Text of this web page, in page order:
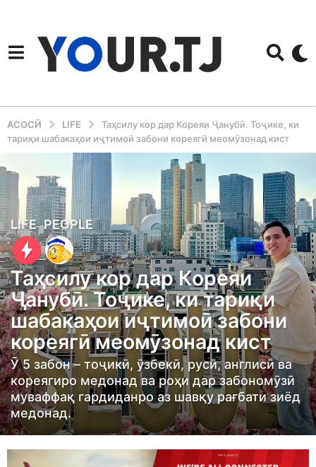
АСОСӢ LIFE
Таҳсилу кор дар Кореяи Ҷанубӣ. Тоҷике, ки
тариқи шабакаҳои иҷтимоӣ забони кореягӣ меомӯзонад кист
4
y
e
a
r
s
a
g
o
4
y
e
a
LIFE ,PEOPLE
Таҳсилу кор дар Кореяи
Ҷанубӣ. Тоҷике, ки тариқи
шабакаҳои иҷтимоӣ забони
кореягӣ меомӯзонад кист
Ӯ 5 забон – тоҷикӣ, ӯзбекӣ, русӣ, англисӣ ва
кореягиро медонад ва роҳи дар забономӯзӣ
муваффақ гардиданро аз шавқу рағбати зиёд
медонад.